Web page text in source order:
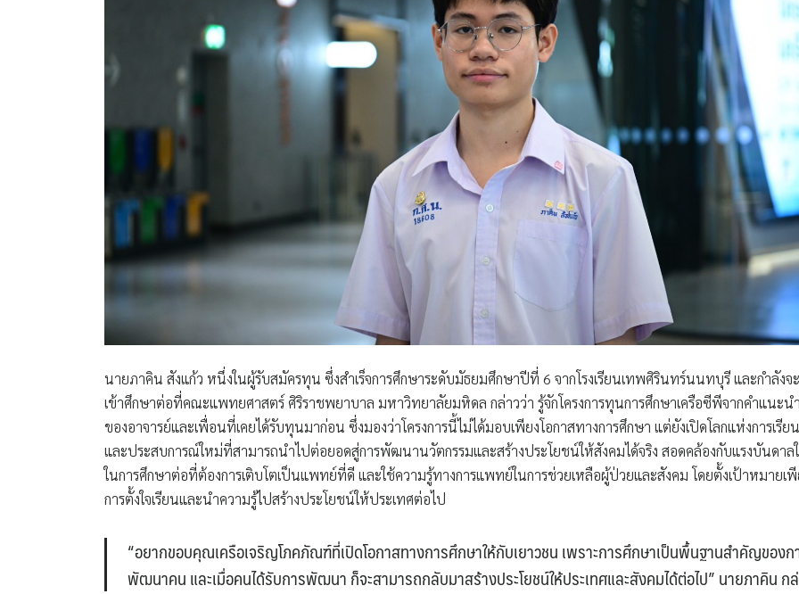
นายภาคิน สังแก้ว หนึ่งในผู้รับสมัครทุน ซึ่งสำเร็จการศึกษาระดับมัธยมศึกษาปีที่ 6 จากโรงเรียนเทพศิรินทร์นนทบุรี และกำลังจะ
เข้าศึกษาต่อที่คณะแพทยศาสตร์ ศิริราชพยาบาล มหาวิทยาลัยมหิดล กล่าวว่า รู้จักโครงการทุนการศึกษาเครือซีพีจากคำแนะน
ของอาจารย์และเพื่อนที่เคยได้รับทุนมาก่อน ซึ่งมองว่าโครงการนี้ไม่ได้มอบเพียงโอกาสทางการศึกษา แต่ยังเปิดโลกแห่งการเรีย
และประสบการณ์ใหม่ที่สามารถนำไปต่อยอดสู่การพัฒนานวัตกรรมและสร้างประโยชน์ให้สังคมได้จริง สอดคล้องกับแรงบันดาล
ในการศึกษาต่อที่ต้องการเติบโตเป็นแพทย์ที่ดี และใช้ความรู้ทางการแพทย์ในการช่วยเหลือผู้ป่วยและสังคม โดยตั้งเป้าหมายเ
การตั้งใจเรียนและนำความรู้ไปสร้างประโยชน์ให้ประเทศต่อไป
“อยากขอบคุณเครือเจริญโภคภัณฑ์ที่เปิดโอกาสทางการศึกษาให้กับเยาวชน เพราะการศึกษาเป็นพื้นฐานสำคัญของก
พัฒนาคน และเมื่อคนได้รับการพัฒนา ก็จะสามารถกลับมาสร้างประโยชน์ให้ประเทศและสังคมได้ต่อไป” นายภาคิน ก